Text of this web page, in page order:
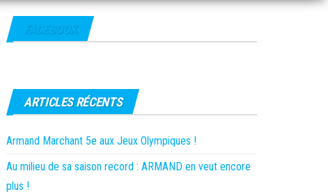
FACEBOOK
ARTICLES RÉCENTS
Armand Marchant 5e aux Jeux Olympiques !
Au milieu de sa saison record : ARMAND en veut encore
plus !